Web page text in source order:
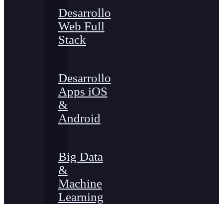
Desarrollo
Web Full
Stack
Desarrollo
Apps iOS
&
Android
Big Data
&
Machine
Learning